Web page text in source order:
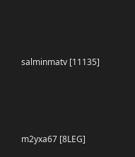
salminmatv [11135]
m2yxa67 [8LEG]